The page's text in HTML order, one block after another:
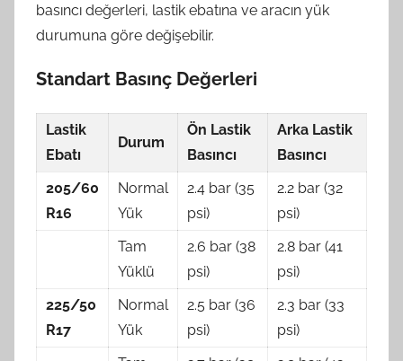
basıncı değerleri, lastik ebatına ve aracın yük
durumuna göre değişebilir.
Standart Basınç Değerleri
Lastik
Ebatı
Durum
Ön Lastik
Basıncı
Arka Lastik
Basıncı
205/60
R16
Normal
Yük
2.4 bar (35
psi)
2.2 bar (32
psi)
Tam
Yüklü
2.6 bar (38
psi)
2.8 bar (41
psi)
225/50
R17
Normal
Yük
2.5 bar (36
psi)
2.3 bar (33
psi)